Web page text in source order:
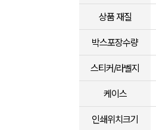
상품 재질
박스포장수량
스티커/라벨지
케이스
인쇄위치크기